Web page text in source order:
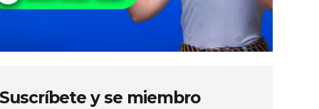
Suscríbete y se miembro